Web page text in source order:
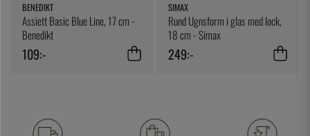
BENEDIKT
Assiett Basic Blue Line, 17 cm -
Benedikt
109:-
SIMAX
Rund Ugnsform i glas med lock,
18 cm - Simax
249:-